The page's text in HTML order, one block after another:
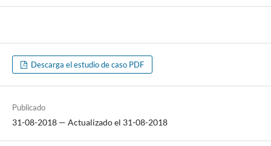
Descarga el estudio de caso PDF
Publicado
31-08-2018 — Actualizado el 31-08-2018